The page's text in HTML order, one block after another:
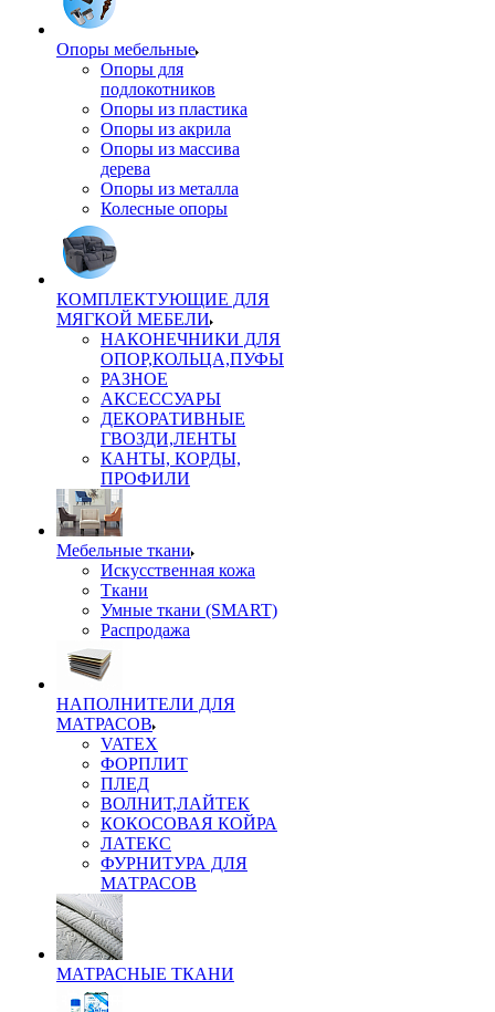
Опоры мебельные
Опоры для
подлокотников
Опоры из пластика
Опоры из акрила
Опоры из массива
дерева
Опоры из металла
Колесные опоры
КОМПЛЕКТУЮЩИЕ ДЛЯ
МЯГКОЙ МЕБЕЛИ
НАКОНЕЧНИКИ ДЛЯ
ОПОР,КОЛЬЦА,ПУФЫ
РАЗНОЕ
АКСЕССУАРЫ
ДЕКОРАТИВНЫЕ
ГВОЗДИ,ЛЕНТЫ
КАНТЫ, КОРДЫ,
ПРОФИЛИ
Мебельные ткани
Искусственная кожа
Ткани
Умные ткани (SMART)
Распродажа
НАПОЛНИТЕЛИ ДЛЯ
МАТРАСОВ
VATEX
ФОРПЛИТ
ПЛЕД
ВОЛНИТ,ЛАЙТЕК
КОКОСОВАЯ КОЙРА
ЛАТЕКС
ФУРНИТУРА ДЛЯ
МАТРАСОВ
МАТРАСНЫЕ ТКАНИ